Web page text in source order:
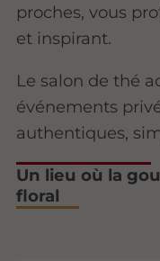
proches, vous
et inspirant.
Le salon de thé
événements
authentiques,
Un lieu où la
floral